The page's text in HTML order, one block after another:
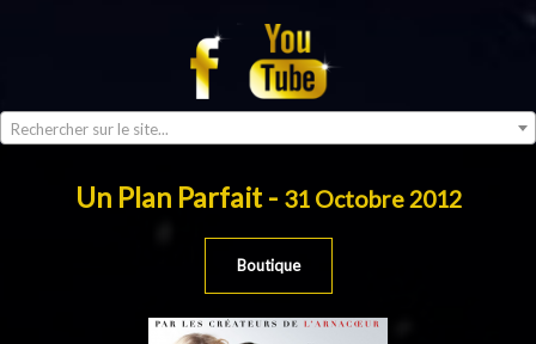
Rechercher sur le site...
Un Plan Parfait - 31 Octobre 2012
Boutique